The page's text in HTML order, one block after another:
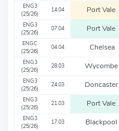
ENG3
(25/26)
14.04 Port Vale
ENG3
(25/26)
07.04 Port Vale
ENGC
(25/26)
04.04 Chelsea
ENG3
(25/26)
28.03 Wycombe
ENG3
(25/26)
24.03 Doncaster
ENG3
(25/26)
21.03 Port Vale
ENG3
(25/26)
17.03 Blackpool